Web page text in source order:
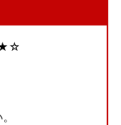
★☆